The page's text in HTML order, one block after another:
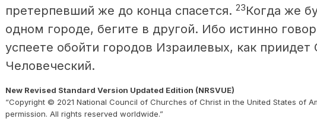
претерпевший же до конца спасется. 23Когда же
одном городе, бегите в другой. Ибо истинно
успеете обойти городов Израилевых, как приидет
Человеческий.
New Revised Standard Version Updated Edition (NRSVUE)
“Copyright © 2021 National Council of Churches of Christ in the United States of
permission. All rights reserved worldwide.”